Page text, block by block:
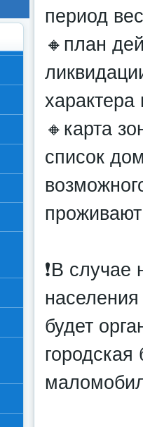
период
🔸план
🔸карта
список
❗В
будет